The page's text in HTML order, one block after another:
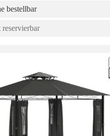
bestellbar